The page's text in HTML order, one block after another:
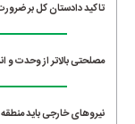
تاکید دادستان کل بر
مصلحتی بالاتر از وحدت و
نیروهای خارجی باید منطقه